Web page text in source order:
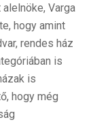
Varga
hogy amint
rendes ház
is
is
hogy még